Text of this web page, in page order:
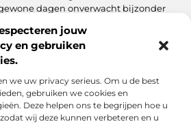
jouw
en gebruiken
we uw privacy serieus. Om u de best
gebruiken we cookies en
Deze helpen ons te begrijpen hoe u
wij deze kunnen verbeteren en u
dagen onverwacht bijzonder